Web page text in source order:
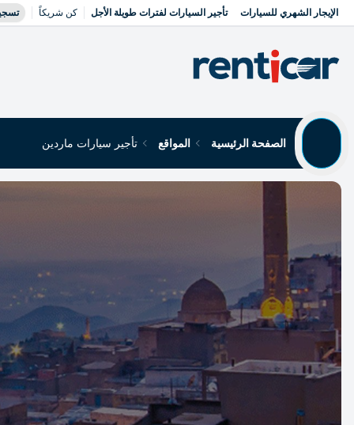
الإيجار الشهري للسيارات تأجير السيارات لفترات طويلة الأجل كن شريكاً
الصفحة الرئيسية
المواقع تأجير سيارات ماردين